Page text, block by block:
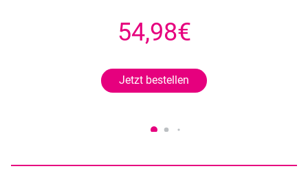
54,98€
Jetzt bestellen